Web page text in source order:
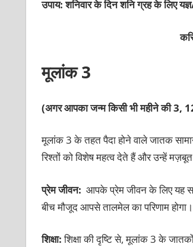
उपाय: शनिवार के दिन शनि ग्रह के लिए
मूलांक 3
(अगर आपका जन्म किसी भी महीने की 3,
मूलांक 3 के तहत पैदा होने वाले जातक
रिश्तों को विशेष महत्व देते हैं और उन्हें
प्रेम जीवन: आपकेप्रेम जीवन के लिए यह
बीच मौजूद आपसे तालमेल का परिणाम होगा।
शिक्षा:शिक्षा की दृष्टि से, मूलांक 3 के